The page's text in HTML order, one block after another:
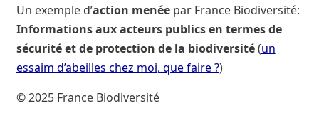
Un exemple d’action menéepar France Biodiversité:
Informations aux acteurs publics en termes de
sécurité et de protection de la biodiversité(un
essaim d’abeilles chez moi, que faire ?)
© 2025 France Biodiversité